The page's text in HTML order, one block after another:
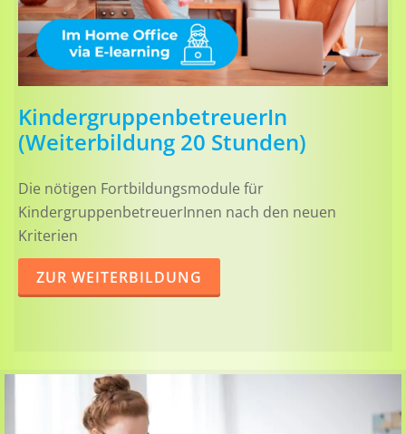
KindergruppenbetreuerIn
(Weiterbildung 20 Stunden)
Die nötigen Fortbildungsmodule für
KindergruppenbetreuerInnen nach den neuen
Kriterien
ZUR WEITERBILDUNG